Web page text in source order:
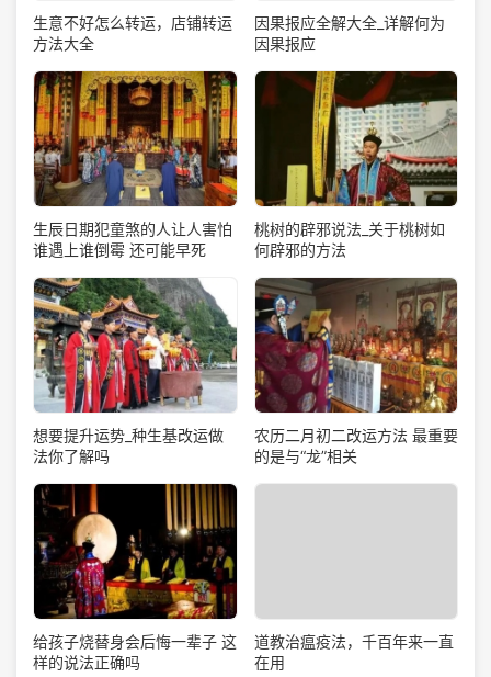
生意不好怎么转运，店铺转运
方法大全
因果报应全解大全_详解何为
因果报应
生辰日期犯童煞的人让人害怕
谁遇上谁倒霉 还可能早死
桃树的辟邪说法_关于桃树如
何辟邪的方法
想要提升运势_种生基改运做
法你了解吗
农历二月初二改运方法 最重要
的是与“龙”相关
给孩子烧替身会后悔一辈子 这
样的说法正确吗
道教治瘟疫法，千百年来一直
在用